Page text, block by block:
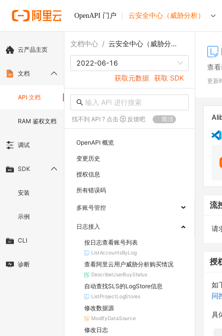
OpenAPI 门户 云安全中心（威胁分析）
云产品主页
文档
API 文档
RAM 鉴权文档
调试
SDK
安装
示例
CLI
诊断
文档中心 / 云安全中心（威胁分析）
2022-06-16
获取元数据 获取 SDK
找不到 API ? 点击 反馈吧 简洁
OpenAPI 概览
变更历史
授权信息
所有错误码
多账号管控
日志接入
按日志查看账号列表
ListAccountsByLog
查看阿里云用户威胁分析购买情况
DescribeUserBuyStatus
自动查找SLS的LogStore信息
ListProjectLogStores
修改数据源
ModifyDataSource
修改日志
查
更新
流
请
授
如
问
具